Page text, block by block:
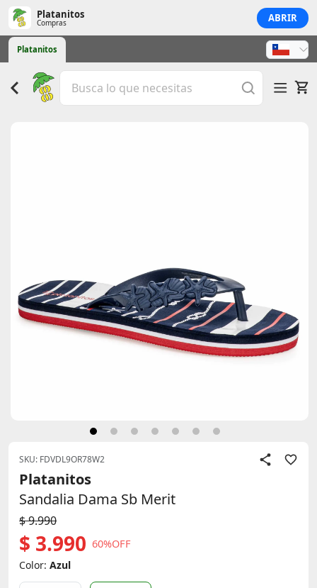
Platanitos
Compras ABRIR
Platanitos
SKU: FDVDL9OR78W2
Platanitos
Sandalia Dama Sb Merit
$ 9.990
$ 3.990 60%OFF
Color: Azul